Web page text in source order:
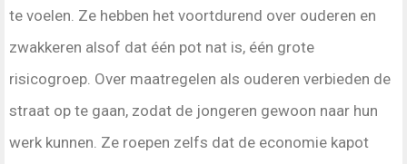
te voelen. Ze hebben het voortdurend over ouderen en
zwakkeren alsof dat één pot nat is, één grote
risicogroep. Over maatregelen als ouderen verbieden de
straat op te gaan, zodat de jongeren gewoon naar hun
werk kunnen. Ze roepen zelfs dat de economie kapot